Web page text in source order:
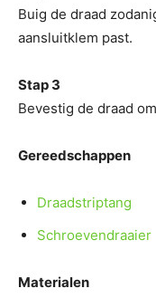
Buig de draad
aansluitklem past.
Stap 3
Bevestig de draad
Gereedschappen
Draadstriptang
Schroevendraaier
Materialen